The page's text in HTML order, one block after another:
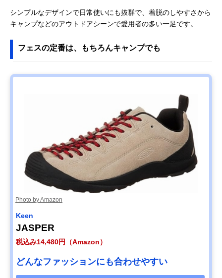
シンプルなデザインで日常使いにも抜群で、着脱のしやすさから
キャンプなどのアウトドアシーンで愛用者の多い一足です。
フェスの定番は、もちろんキャンプでも
Photo by Amazon
Keen
JASPER
税込み14,480円（Amazon）
どんなファッションにも合わせやすい